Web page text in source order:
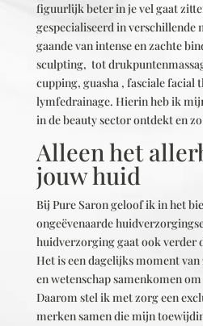
figuurlijk beter in je vel gaat
gespecialiseerd in verschillende
gaande van intense en zachte
sculpting, tot
cupping, guasha , fasciale facial
lymfedrainage. Hierin heb ik
in de beauty sector ontdekt en
Alleen het
jouw huid
Bij Pure Saron geloof ik in het
ongeëvenaarde
huidverzorging gaat ook verder
Het is een dagelijks moment
en wetenschap samenkomen
Daarom stel ik met zorg een
merken samen die mijn